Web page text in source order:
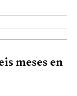
meses en